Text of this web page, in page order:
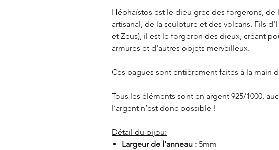
Héphaïstos est le dieu grec des forgerons, de
artisanal, de la sculpture et des volcans. Fils
et Zeus), il est le forgeron des dieux, créant
armures et d'autres objets merveilleux.
Ces bagues sont entièrement faites à la main
Tous les éléments sont en argent 925/1000,
l’argent n’est donc possible !
Détail du bijou:
Largeur de l'anneau : 5mm